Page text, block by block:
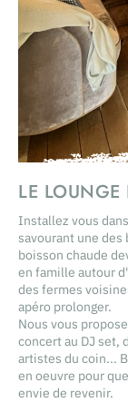
LE LOUNGE
Installez vous
savourant une des
boisson chaude
en famille autour
des fermes
apéro prolonger.
Nous vous
concert au DJ set,
artistes du coin...
en oeuvre pour
envie de revenir.